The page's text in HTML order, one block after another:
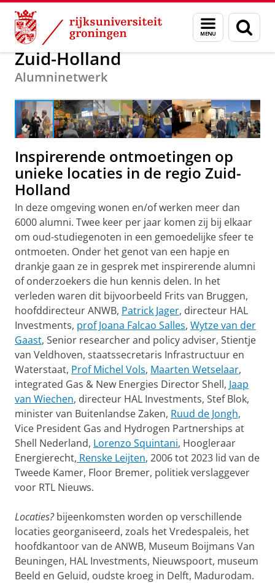
Skip
Content
Skip
Navigation
Menu
en
zoeken
Alumni Voor alumni Alumninetwerken Nederland
Zuid-Holland
Alumninetwerk
Den Haag, Renkse Leijten, Floor Bremer & Otto de Witt
Inspirerende ontmoetingen op
unieke locaties in de regio Zuid-
Holland
In deze omgeving wonen en/of werken meer dan
6000 alumni. Twee keer per jaar komen zij bij elkaar
om oud-studiegenoten in een gemoedelijke sfeer te
ontmoeten. Onder het genot van een hapje en
drankje gaan ze in gesprek met inspirerende alumni
of onderzoekers die hun kennis delen. In het
verleden waren dit bijvoorbeeld Frits van Bruggen,
hoofddirecteur ANWB, Patrick Jager, directeur HAL
Investments, prof Joana Falcao Salles, Wytze van der
Gaast, Senior researcher and policy adviser, Stientje
van Veldhoven, staatssecretaris Infrastructuur en
Waterstaat, Prof Michel Vols, Maarten Wetselaar,
integrated Gas & New Energies Director Shell, Jaap
van Wiechen, directeur HAL Investments, Stef Blok,
minister van Buitenlandse Zaken, Ruud de Jongh,
Vice President Gas and Hydrogen Partnerships at
Shell Nederland, Lorenzo Squintani, Hoogleraar
Energierecht, Renske Leijten, 2006 tot 2023 lid van de
Tweede Kamer, Floor Bremer, politiek verslaggever
voor RTL Nieuws.
Locaties?bijeenkomsten worden op verschillende
locaties georganiseerd, zoals het Vredespaleis, het
hoofdkantoor van de ANWB, Museum Boijmans Van
Beuningen, HAL Investments, Nieuwspoort, museum
Beeld en Geluid, oudste kroeg in Delft, Madurodam.